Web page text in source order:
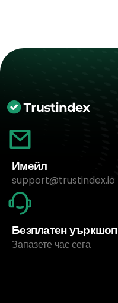
Имейл
support@trustindex.io
Безплатен уъркшоп
Запазете час сега